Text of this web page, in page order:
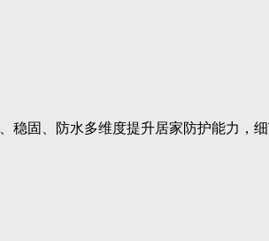
稳固、防水多维度提升居家防护能力，